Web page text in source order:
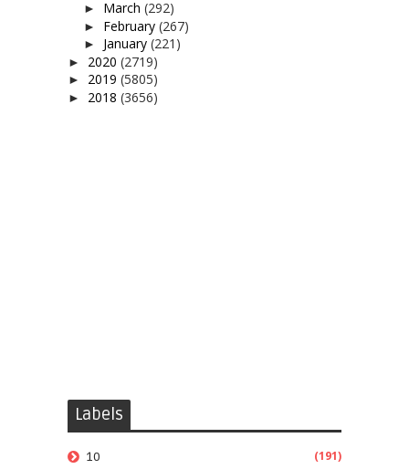
► March (292)
► February (267)
► January (221)
► 2020 (2719)
► 2019 (5805)
► 2018 (3656)
Labels
10 (191)